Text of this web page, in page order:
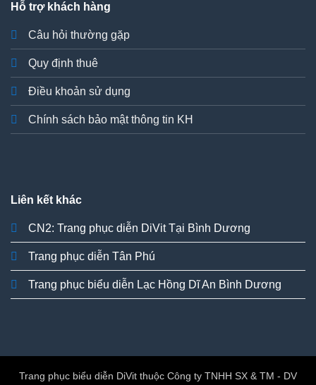
Hỗ trợ khách hàng
Câu hỏi thường gặp
Quy định thuê
Điều khoản sử dụng
Chính sách bảo mật thông tin KH
Liên kết khác
CN2: Trang phục diễn DiVit Tại Bình Dương
Trang phục diễn Tân Phú
Trang phục biểu diễn Lạc Hồng Dĩ An Bình Dương
Trang phục biểu diễn DiVit thuộc Công ty TNHH SX & TM - DV